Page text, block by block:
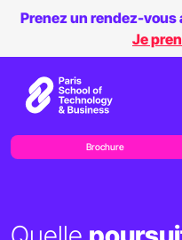
Prenez un rendez-vous
Je
Brochure